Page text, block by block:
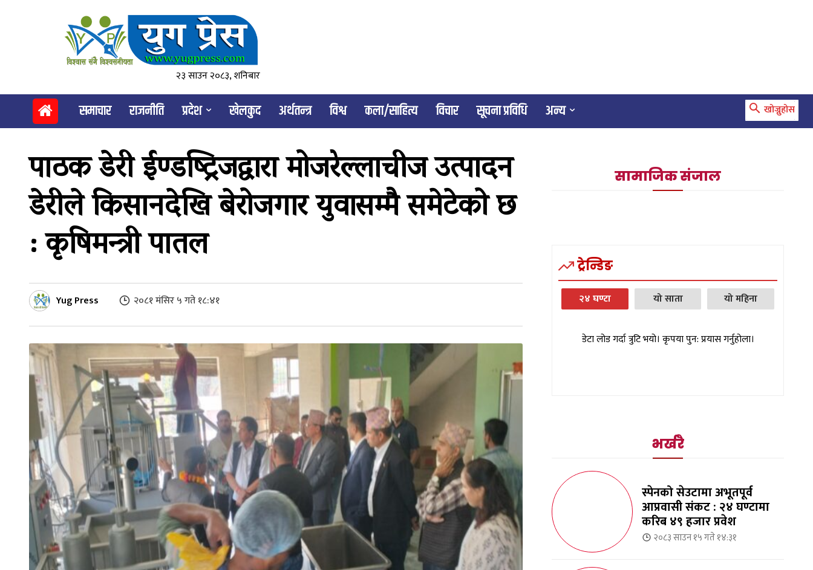
२३ साउन २०८३, शनिबार
समाचार राजनीति प्रदेश खेलकुद अर्थतन्त्र विश्व कला/साहित्य विचार सूचना प्रविधि अन्य खोज्नुहोस
पाठक डेरी ईण्डष्ट्रिजद्वारा मोजरेल्लाचीज उत्पादन
डेरीले किसानदेखि बेरोजगार युवासम्मै समेटेको छ
: कृषिमन्त्री पातल
Yug Press २०८१ मंसिर ५ गते १८:४१
सामाजिक संजाल
ट्रेन्डिङ
२४ घण्टा यो साता यो महिना
डेटा लोड गर्दा त्रुटि भयो। कृपया पुन: प्रयास गर्नुहोला।
भर्खरै
स्पेनको सेउटामा अभूतपूर्व
आप्रवासी संकट : २४ घण्टामा
करिब ४९ हजार प्रवेश
२०८३ साउन १५ गते १४:३१